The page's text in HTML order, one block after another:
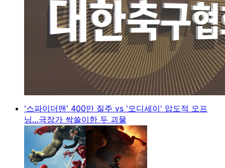
'스파이더맨' 400만 질주 vs '오디세이' 압도적 오프
닝…극장가 싹쓸이한 두 괴물